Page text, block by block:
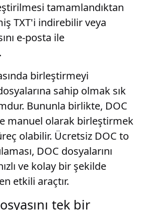
tamamlandıktan
TXT'i indirebilir veya
e-posta ile
birleştirmeyi
sahip olmak sık
Bununla birlikte, DOC
manuel olarak birleştirmek
olabilir. Ücretsiz DOC to
DOC dosyalarını
ve kolay bir şekilde
etkili araçtır.
tek bir